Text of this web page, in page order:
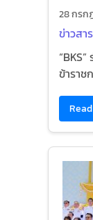
28 กรก
ข่าวสา
ข้าราช